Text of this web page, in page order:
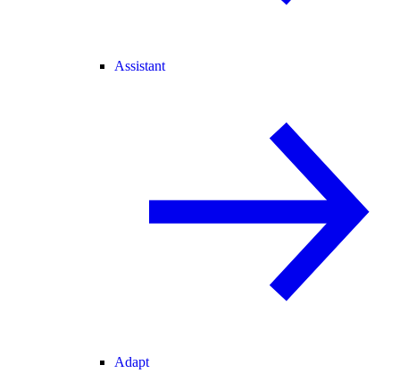
Assistant
Adapt